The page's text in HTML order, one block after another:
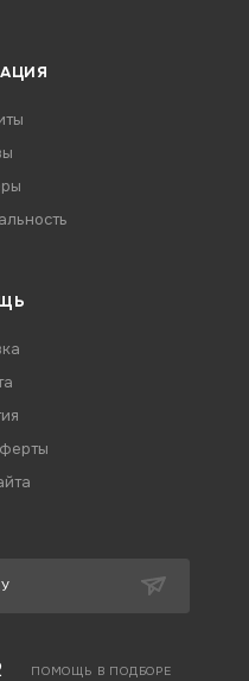
ПОМОЩЬ В ПОДБОРЕ